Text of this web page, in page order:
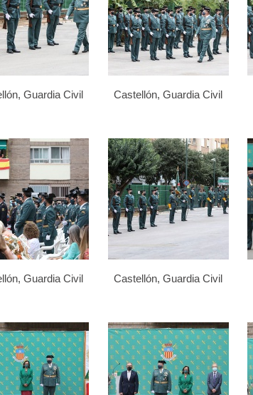
Guardia Civil Castellón, Guardia Civil
Guardia Civil Castellón, Guardia Civil